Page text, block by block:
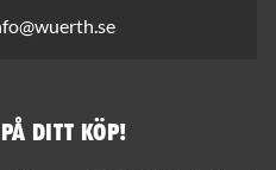
ditt köp!